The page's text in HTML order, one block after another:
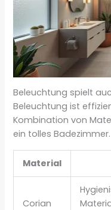
Beleuchtung spielt
Beleuchtung ist
Kombination von
ein tolles Badezimmer.
Material
Corian